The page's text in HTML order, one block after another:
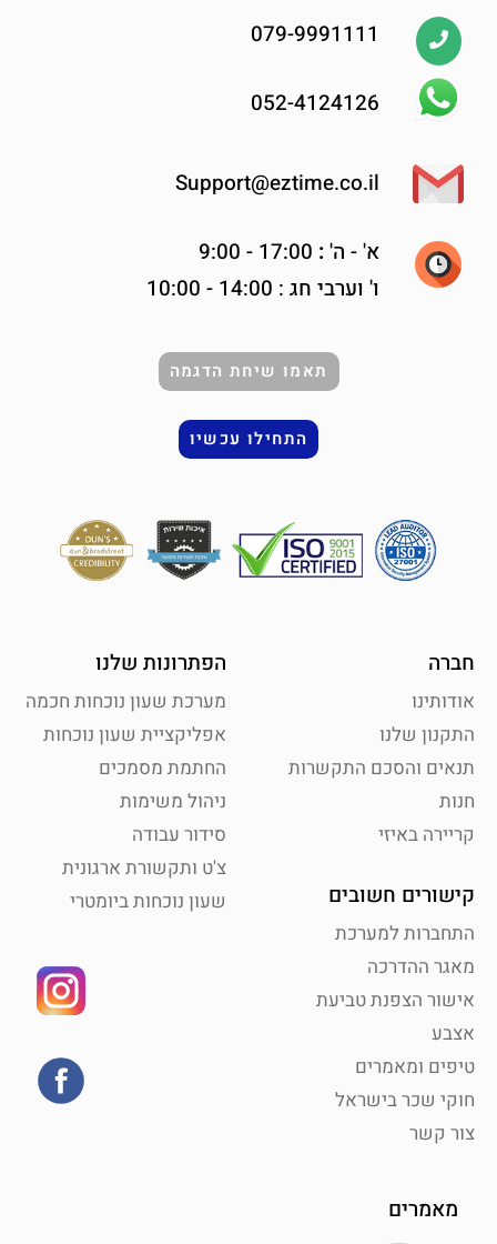
079-9991111
052-4124126
Support@eztime.co.il
א' - ה':
ו' וערבי חג : 14:00 - 10:00
תאמו שיחת הדגמה
התחילו עכשיו
חברה
אודותינו
התקנון שלנו
תנאים והסכם התקשרות
חנות
קריירה באיזי
קישורים חשובים
התחברות למערכת
מאגר ההדרכה
אישור הצפנת טביעת
אצבע
טיפים ומאמרים
חוקי שכר בישראל
צור קשר
הפתרונות שלנו
מערכת שעון נוכחות חכמה
אפליקציית שעון נוכחות
החתמת מסמכים
ניהול משימות
סידור עבודה
צ'ט ותקשורת ארגונית
שעון נוכחות ביומטרי
מאמרים